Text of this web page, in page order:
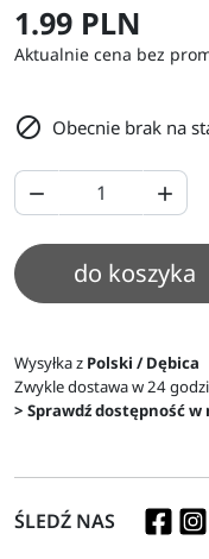
1.99 PLN
Aktualnie cena bez
 Obecnie brak na
 
do koszyka
Wysyłka z Polski / Dębica
Zwykle dostawa w 24
> Sprawdź dostępność
ŚLEDŹ NAS